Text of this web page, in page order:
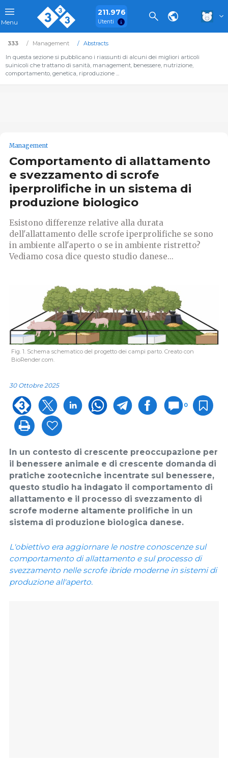
Menu
211.976
Utenti
333 Management
Abstracts
In questa sezione si pubblicano i riassunti di alcuni dei migliori articoli
suinicoli che trattano di sanità, management, benessere, nutrizione,
comportamento, genetica, riproduzione ...
Management
Comportamento di allattamento
e svezzamento di scrofe
iperprolifiche in un sistema di
produzione biologico
Esistono differenze relative alla durata
dell'allattamento delle scrofe iperprolifiche se sono
in ambiente all'aperto o se in ambiente ristretto?
Vediamo cosa dice questo studio danese...
Fig. 1. Schema schematico del progetto dei campi parto. Creato con
BioRender.com.
30 Ottobre 2025
0
In un contesto di crescente preoccupazione per
il benessere animale e di crescente domanda di
pratiche zootecniche incentrate sul benessere,
questo studio ha indagato il comportamento di
allattamento e il processo di svezzamento di
scrofe moderne altamente prolifiche in un
sistema di produzione biologica danese.
L'obiettivo era aggiornare le nostre conoscenze sul
comportamento di allattamento e sul processo di
svezzamento nelle scrofe ibride moderne in sistemi di
produzione all'aperto.